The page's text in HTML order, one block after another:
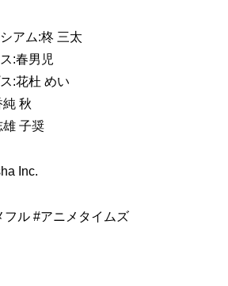
アム:柊 三太
:春男児
:花杜 めい
秋
雄 子奨
Inc.
ル #アニメタイムズ